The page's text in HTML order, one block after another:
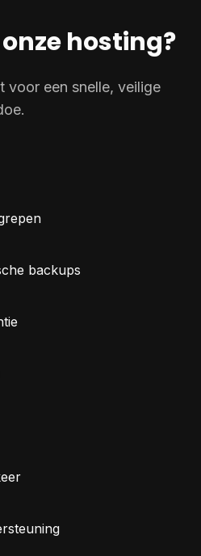
hosting?
voor een snelle, veilige
backups